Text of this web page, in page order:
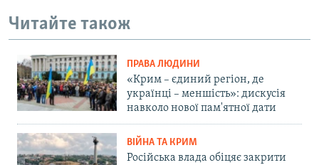
Читайте також
ПРАВА ЛЮДИНИ
«Крим – єдиний регіон, де
українці – меншість»: дискусія
навколо нової пам'ятної дати
ВІЙНА ТА КРИМ
Російська влада обіцяє закрити